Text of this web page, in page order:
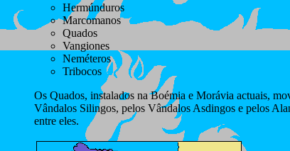
Hermúnduros
Marcomanos
Quados
Vangiones
Neméteros
Tribocos
Os Quados, instalados na Boémia e Morávia actuais,
Vândalos Silingos, pelos Vândalos Asdingos e pelos
entre eles.